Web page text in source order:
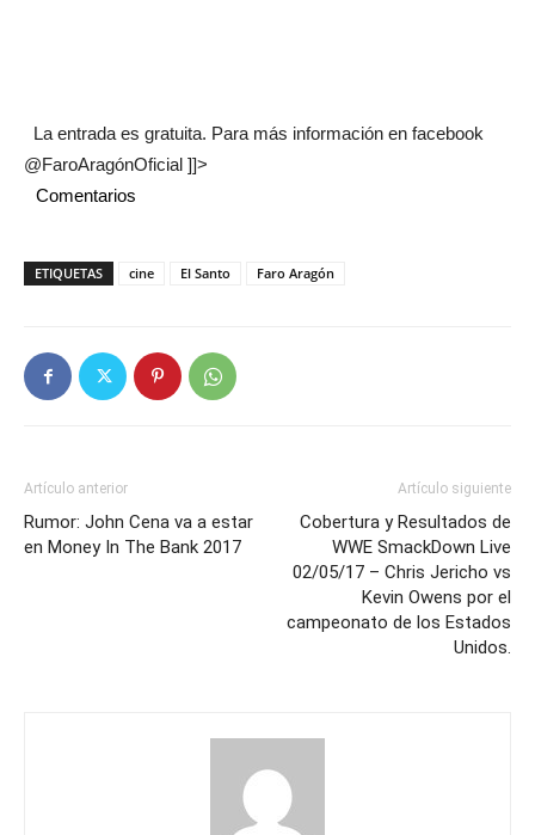
La entrada es gratuita. Para más información en facebook
@FaroAragónOficial ]]>
Comentarios
ETIQUETAS cine El Santo Faro Aragón
Artículo anterior
Rumor: John Cena va a estar
en Money In The Bank 2017
Artículo siguiente
Cobertura y Resultados de
WWE SmackDown Live
02/05/17 – Chris Jericho vs
Kevin Owens por el
campeonato de los Estados
Unidos.